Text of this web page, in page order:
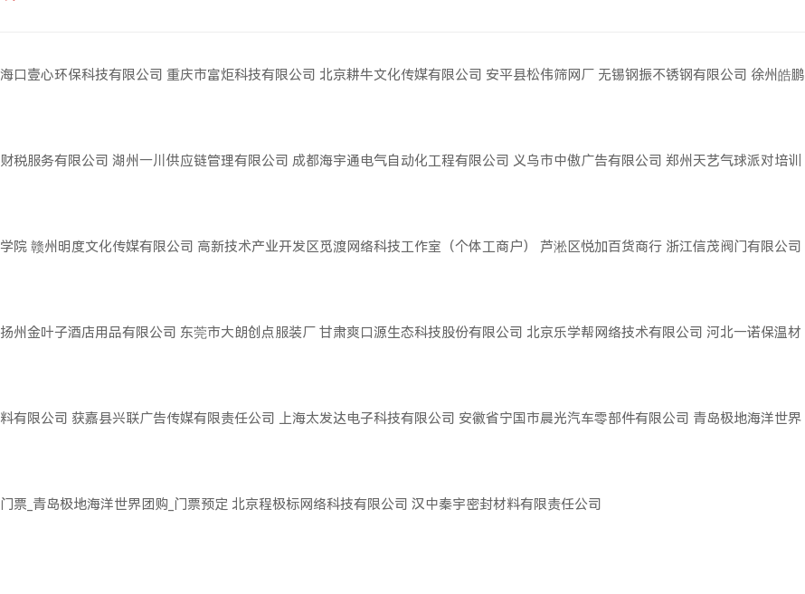
海口壹心环保科技有限公司 重庆市富炬科技有限公司 北京耕牛文化传媒有限公司 安平县松伟筛网厂 无锡钢振不锈钢有限公司 徐州皓鹏
财税服务有限公司 湖州一川供应链管理有限公司 成都海宇通电气自动化工程有限公司 义乌市中傲广告有限公司 郑州天艺气球派对培训
学院 赣州明度文化传媒有限公司 高新技术产业开发区觅渡网络科技工作室（个体工商户） 芦淞区悦加百货商行 浙江信茂阀门有限公司
扬州金叶子酒店用品有限公司 东莞市大朗创点服装厂 甘肃爽口源生态科技股份有限公司 北京乐学帮网络技术有限公司 河北一诺保温材
料有限公司 获嘉县兴联广告传媒有限责任公司 上海太发达电子科技有限公司 安徽省宁国市晨光汽车零部件有限公司 青岛极地海洋世界
门票_青岛极地海洋世界团购_门票预定 北京程极标网络科技有限公司 汉中秦宇密封材料有限责任公司